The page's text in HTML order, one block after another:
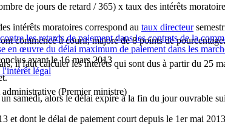
de jours de retard / 365) x taux des intérêts
intérêts moratoires correspond au taux directeur
commencé à courir, majoré de 8 points de pourcentage.
il faut calculer les intérêts qui sont dus à partir du 25
samedi, alors le délai expire à la fin du jour ouvrable
et dont le délai de paiement court depuis le 1er mai 2013
les retards de paiement dans les contrats de la
en œuvre du délai maximum de paiement dans les
avant le 16 mars 2013
légal
(Premier ministre)